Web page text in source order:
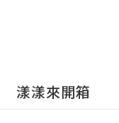
漾漾來開箱